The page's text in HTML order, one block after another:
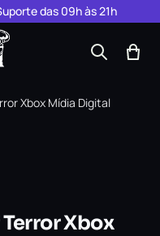
das 09h às 21h
Xbox Mídia Digital
Xbox